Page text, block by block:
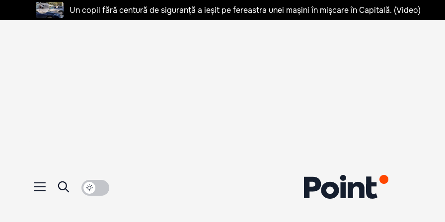
Un copil fără centură de siguranță a ieșit pe fereastra unei mașini în mișcare în Capitală. (Video)